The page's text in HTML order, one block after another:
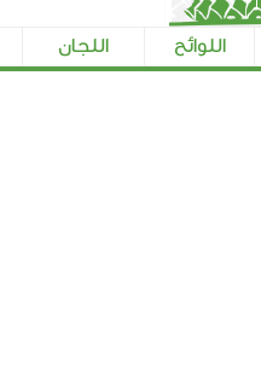
اللوائح اللجان